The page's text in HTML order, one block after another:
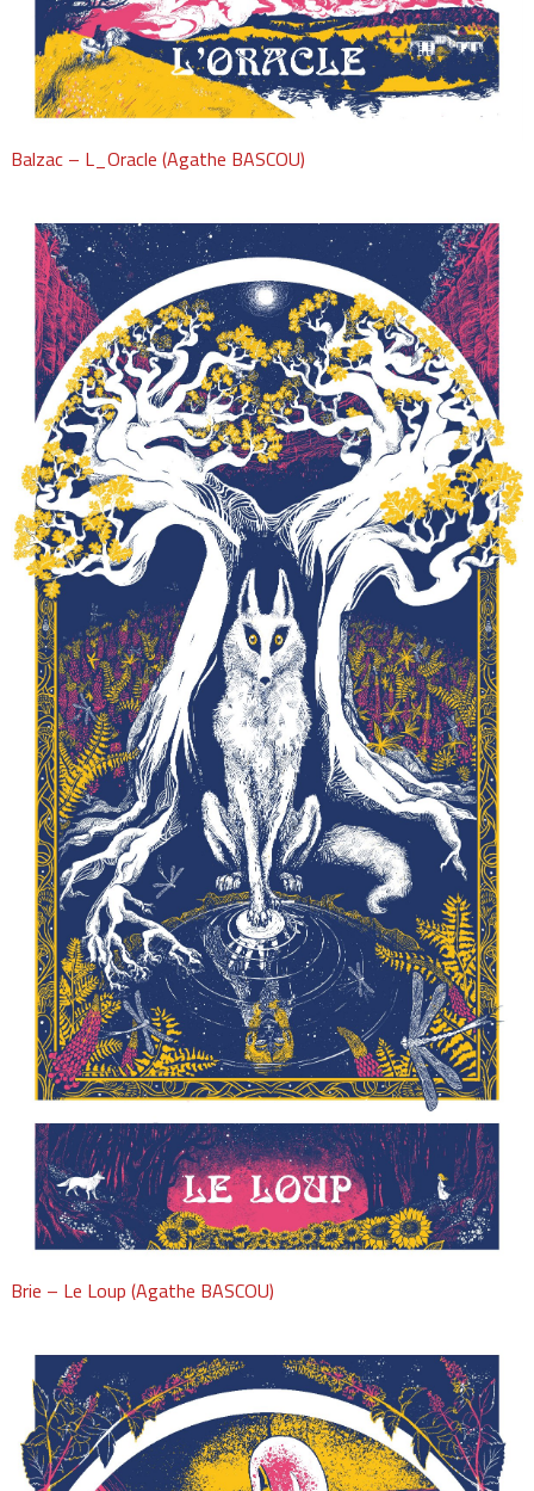
Balzac – L_Oracle (Agathe BASCOU)
Brie – Le Loup (Agathe BASCOU)